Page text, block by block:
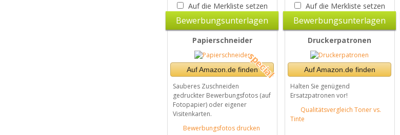
Auf die Merkliste setzen
Bewerbungsunterlagen
Papierschneider
Auf Amazon.de finden
Sauberes Zuschneiden
gedruckter Bewerbungsfotos (auf
Fotopapier) oder eigener
Visitenkarten.
Bewerbungsfotos drucken
Auf die Merkliste setzen
Bewerbungsunterlagen
Druckerpatronen
Auf Amazon.de finden
Halten Sie genügend
Ersatzpatronen vor!
Qualitätsvergleich Toner vs.
Tinte